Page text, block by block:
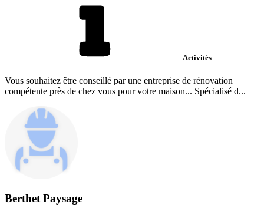
Activités
Vous souhaitez être conseillé par une entreprise de rénovation
compétente près de chez vous pour votre maison... Spécialisé d...
Berthet Paysage